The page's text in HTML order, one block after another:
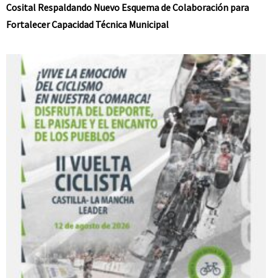
Cosital Respaldando Nuevo Esquema de Colaboración para
Fortalecer Capacidad Técnica Municipal